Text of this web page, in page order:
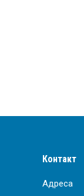
Контакт
Адреса